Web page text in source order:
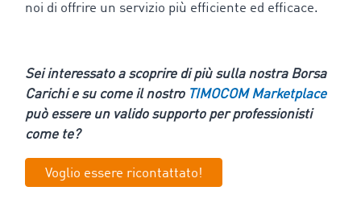
noi di offrire un servizio più efficiente ed efficace.
Sei interessato a scoprire di più sulla nostra Borsa
Carichi e su come il nostro TIMOCOM Marketplace
può essere un valido supporto per professionisti
come te?
Voglio essere ricontattato!